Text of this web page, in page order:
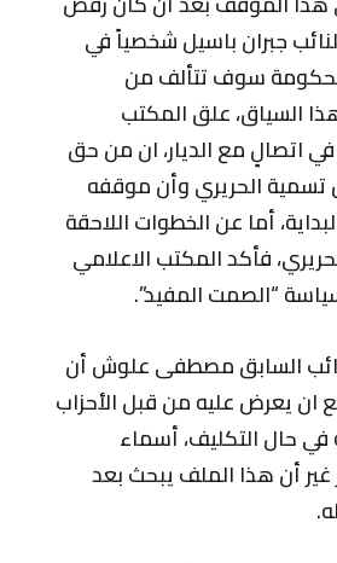
جبران باسيل شخصياً في
سوف تتألف من
السياق، علق المكتب
في اتصالٍ مع الديار، ان من حق
تسمية الحريري وأن موقفه
أما عن الخطوات اللاحقة
فأكد المكتب الاعلامي
“الصمت المفيد”.
السابق مصطفى علوش أن
ان يعرض عليه من قبل الأحزاب
حال التكليف، أسماء
غير أن هذا الملف يبحث بعد